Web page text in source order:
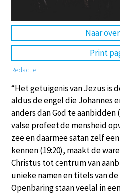
Naar
Print
Redactie
“Het getuigenis van Jezus is
aldus de engel die Johannes
anders dan God te aanbidden
valse profeet de mensheid
zee en daarmee satan zelf
kennen (19:20), maakt de
Christus tot centrum van
unieke namen en titels van
Openbaring staan veelal in